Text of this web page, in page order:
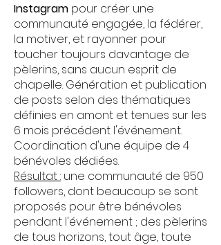
Instagram ​ pour créer une
communauté engagée, la fédérer,
la motiver, et rayonner pour
toucher toujours davantage de
pèlerins, sans aucun esprit de
chapelle. Génération et publication
de posts selon des thématiques
définies en amont et tenues sur les
6 mois précédent l'événement.
Coordination d'une équipe de 4
bénévoles dédiées.
Résultat : une communauté de 950
followers, dont beaucoup se sont
proposés pour être bénévoles
pendant l'événement ; des pèlerins
de tous horizons, tout âge, toute